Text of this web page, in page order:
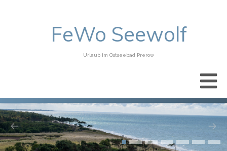
FeWo Seewolf
Urlaub im Ostseebad Prerow